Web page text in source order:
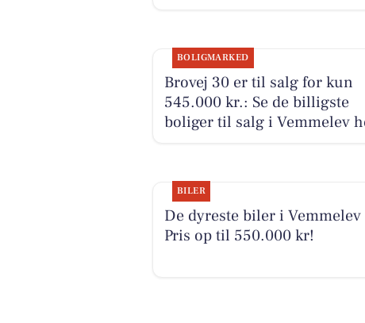
BOLIGMARKED
Brovej 30 er til salg for kun
545.000 kr.: Se de billigste
boliger til salg i Vemmelev
BILER
De dyreste biler i Vemmelev
Pris op til 550.000 kr!